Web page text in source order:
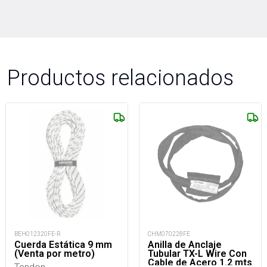
Productos relacionados
BEH012320FE-R
Cuerda Estática 9 mm
(Venta por metro)
CHM070228FE
Anilla de Anclaje
Tubular TX-L Wire Con
Cable de Acero 1.2 mts